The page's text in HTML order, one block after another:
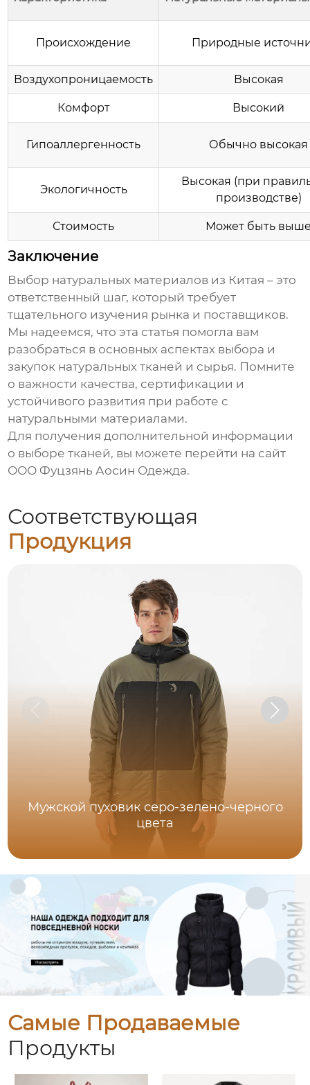
Происхождение Природные
Воздухопроницаемость Высокая
Комфорт Высокий
Гипоаллергенность Обычно высокая
Экологичность
Высокая (при
производстве)
Стоимость Может быть
Заключение
Выбор натуральных материалов из Китая – это
ответственный шаг, который требует
тщательного изучения рынка и поставщиков.
Мы надеемся, что эта статья помогла вам
разобраться в основных аспектах выбора и
закупок натуральных тканей и сырья. Помните
о важности качества, сертификации и
устойчивого развития при работе с
натуральными материалами.
Для получения дополнительной информации
о выборе тканей, вы можете перейти на сайт
ООО Фуцзянь Аосин Одежда.
Соответствующая
Продукция
Мужской пуховик серо-зелено-черного
цвета
Самые Продаваемые
Продукты